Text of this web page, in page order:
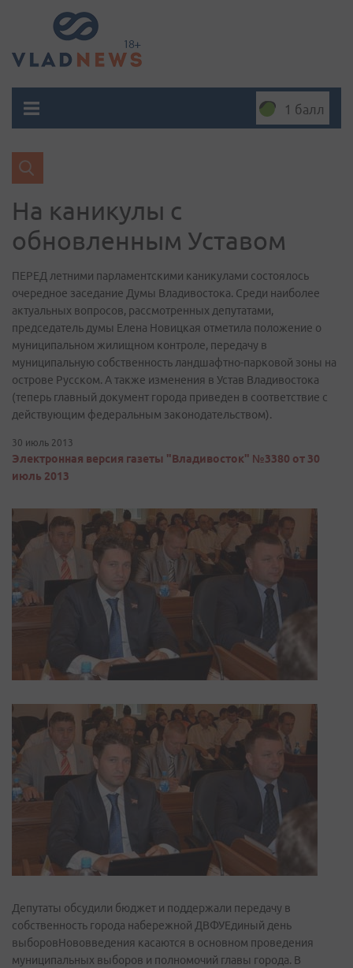
1 балл
На каникулы с
обновленным Уставом
ПЕРЕД летними парламентскими каникулами состоялось
очередное заседание Думы Владивостока. Среди наиболее
актуальных вопросов, рассмотренных депутатами,
председатель думы Елена Новицкая отметила положение о
муниципальном жилищном контроле, передачу в
муниципальную собственность ландшафтно-парковой зоны на
острове Русском. А также изменения в Устав Владивостока
(теперь главный документ города приведен в соответствие с
действующим федеральным законодательством).
30 июль 2013
Электронная версия газеты "Владивосток" №3380 от 30
июль 2013
Депутаты обсудили бюджет и поддержали передачу в
собственность города набережной ДВФУЕдиный день
выборовНововведения касаются в основном проведения
муниципальных выборов и полномочий главы города. В